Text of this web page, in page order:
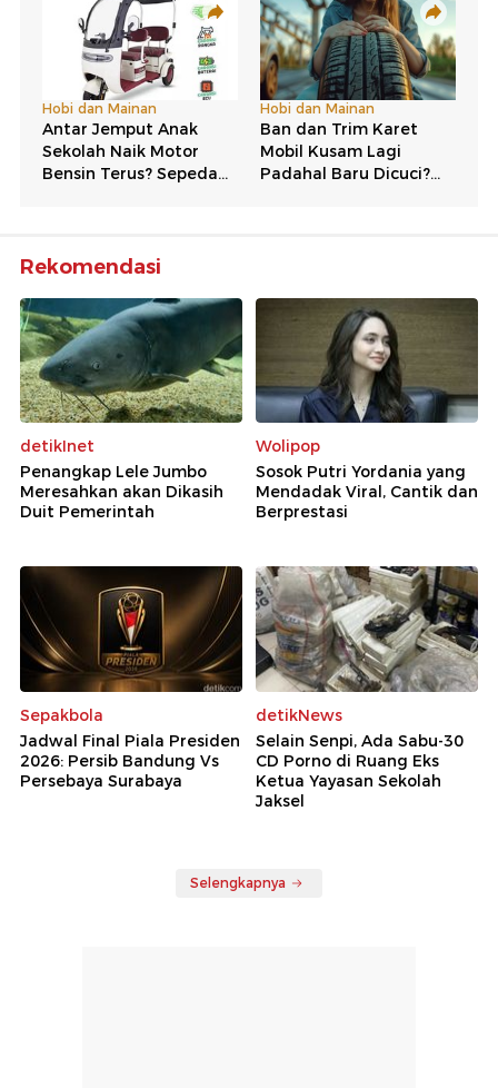
Rekomendasi
detikInet
Penangkap Lele Jumbo
Meresahkan akan Dikasih
Duit Pemerintah
Wolipop
Sosok Putri Yordania yang
Mendadak Viral, Cantik dan
Berprestasi
Sepakbola
Jadwal Final Piala Presiden
2026: Persib Bandung Vs
Persebaya Surabaya
detikNews
Selain Senpi, Ada Sabu-30
CD Porno di Ruang Eks
Ketua Yayasan Sekolah
Jaksel
Selengkapnya